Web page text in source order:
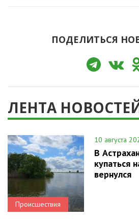
ПОДЕЛИТЬСЯ
ЛЕНТА
Происшествия
10 августа
В
купаться
вернулся